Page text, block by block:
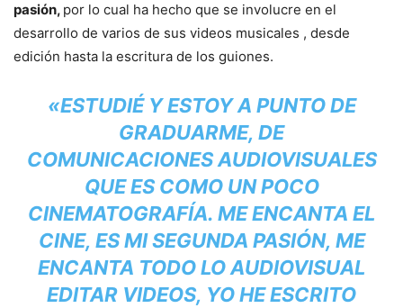
pasión, por lo cual ha hecho que se involucre en el
desarrollo de varios de sus videos musicales , desde
edición hasta la escritura de los guiones.
«ESTUDIÉ Y ESTOY A PUNTO DE
GRADUARME, DE
COMUNICACIONES AUDIOVISUALES
QUE ES COMO UN POCO
CINEMATOGRAFÍA. ME ENCANTA EL
CINE, ES MI SEGUNDA PASIÓN, ME
ENCANTA TODO LO AUDIOVISUAL
EDITAR VIDEOS, YO HE ESCRITO